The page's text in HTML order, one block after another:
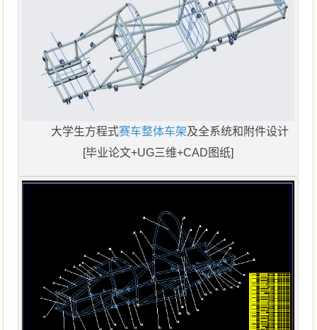
大学生方程式赛车整体车架及全系统和附件设计
[毕业论文+UG三维+CAD图纸]